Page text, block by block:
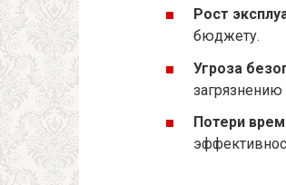
Рост
бюджету.
Угроза
Потери